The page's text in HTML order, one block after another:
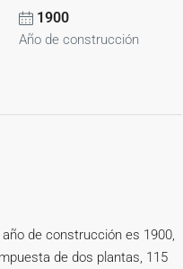
1900
Año de construcción
de construcción es 1900,
de dos plantas, 115